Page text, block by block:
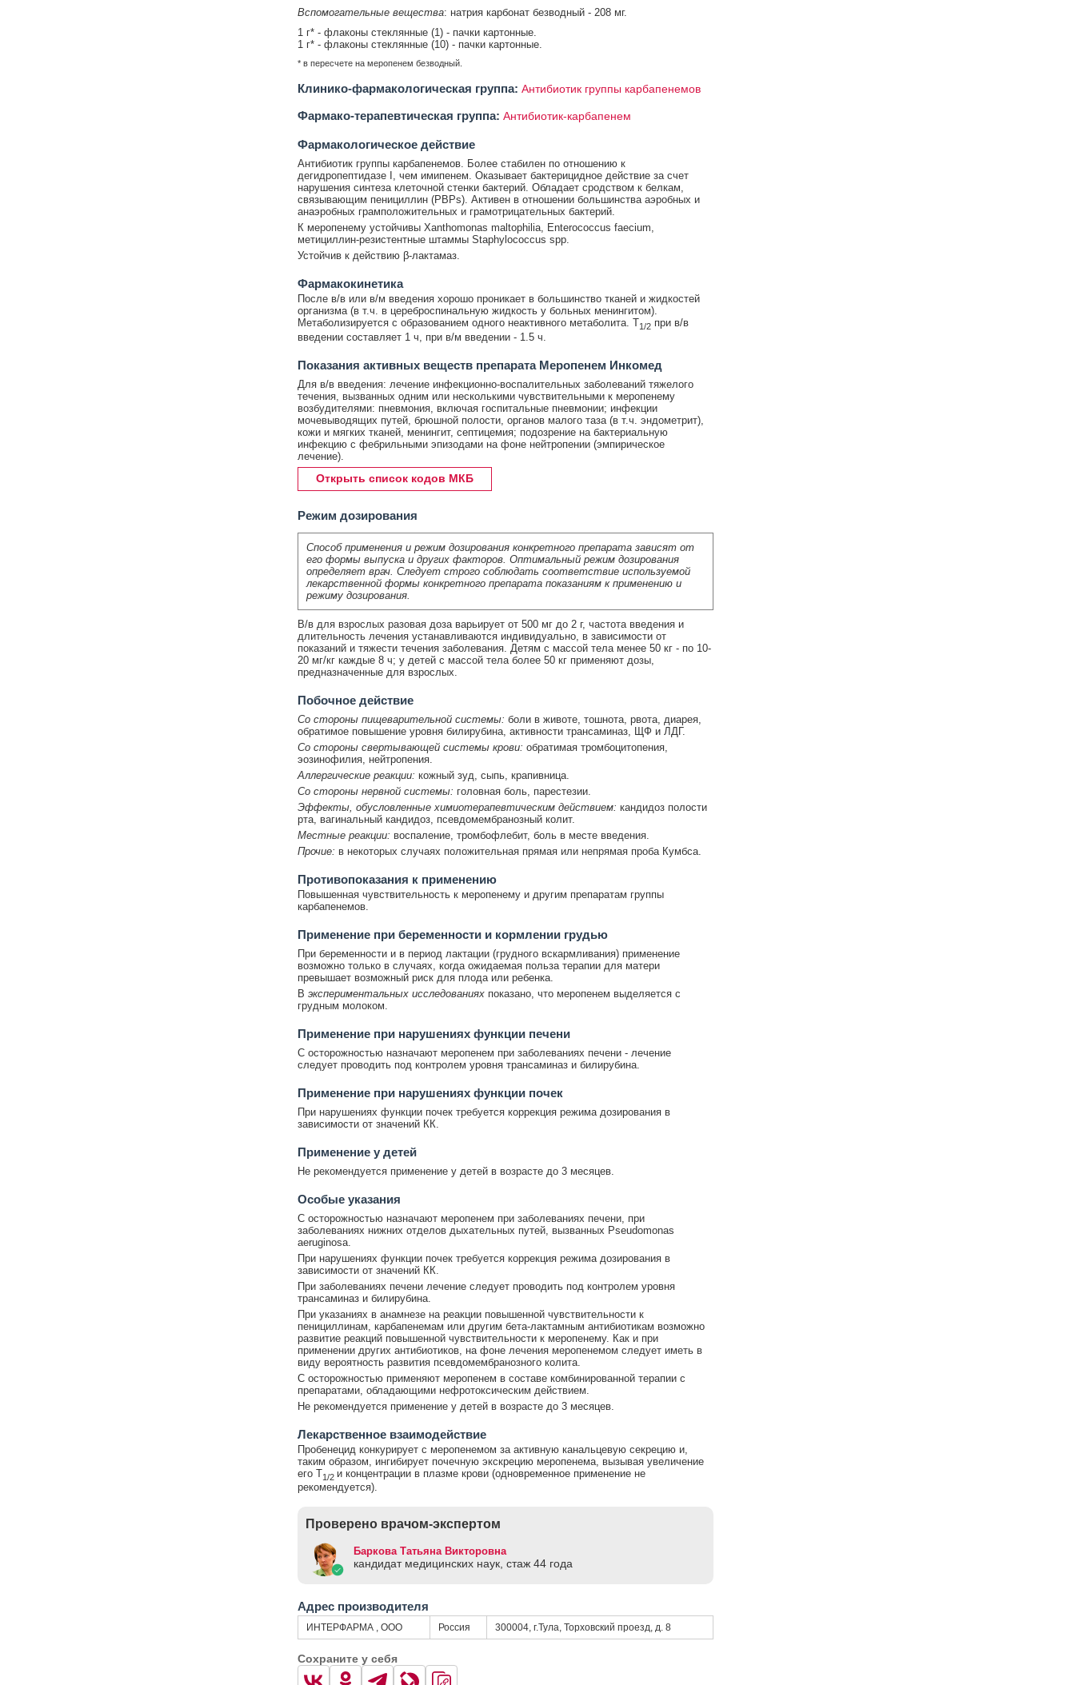
Вспомогательные вещества: натрия карбонат безводный - 208 мг.
1 г* - флаконы стеклянные (1) - пачки картонные.
1 г* - флаконы стеклянные (10) - пачки картонные.
* в пересчете на меропенем безводный.
Клинико-фармакологическая группа: Антибиотик группы карбапенемов
Фармако-терапевтическая группа: Антибиотик-карбапенем
Фармакологическое действие
Антибиотик группы карбапенемов. Более стабилен по отношению к
дегидропептидазе I, чем имипенем. Оказывает бактерицидное действие за счет
нарушения синтеза клеточной стенки бактерий. Обладает сродством к белкам,
связывающим пенициллин (PBPs). Активен в отношении большинства аэробных и
анаэробных грамположительных и грамотрицательных бактерий.
К меропенему устойчивы Xanthomonas maltophilia, Enterococcus faecium,
метициллин-резистентные штаммы Staphylococcus spp.
Устойчив к действию β-лактамаз.
Фармакокинетика
После в/в или в/м введения хорошо проникает в большинство тканей и жидкостей
организма (в т.ч. в цереброспинальную жидкость у больных менингитом).
Метаболизируется с образованием одного неактивного метаболита. T1/2при в/в
введении составляет 1 ч, при в/м введении - 1.5 ч.
Показания активных веществ препарата Меропенем Инкомед
Для в/в введения: лечение инфекционно-воспалительных заболеваний тяжелого
течения, вызванных одним или несколькими чувствительными к меропенему
возбудителями: пневмония, включая госпитальные пневмонии; инфекции
мочевыводящих путей, брюшной полости, органов малого таза (в т.ч. эндометрит),
кожи и мягких тканей, менингит, септицемия; подозрение на бактериальную
инфекцию с фебрильными эпизодами на фоне нейтропении (эмпирическое
лечение).
Открыть список кодов МКБ
Режим дозирования
Способ применения и режим дозирования конкретного препарата зависят от
его формы выпуска и других факторов. Оптимальный режим дозирования
определяет врач. Следует строго соблюдать соответствие используемой
лекарственной формы конкретного препарата показаниям к применению и
режиму дозирования.
В/в для взрослых разовая доза варьирует от 500 мг до 2 г, частота введения и
длительность лечения устанавливаются индивидуально, в зависимости от
показаний и тяжести течения заболевания. Детям с массой тела менее 50 кг - по 10-
20 мг/кг каждые 8 ч; у детей с массой тела более 50 кг применяют дозы,
предназначенные для взрослых.
Побочное действие
Со стороны пищеварительной системы: боли в животе, тошнота, рвота, диарея,
обратимое повышение уровня билирубина, активности трансаминаз, ЩФ и ЛДГ.
Со стороны свертывающей системы крови: обратимая тромбоцитопения,
эозинофилия, нейтропения.
Аллергические реакции: кожный зуд, сыпь, крапивница.
Со стороны нервной системы: головная боль, парестезии.
Эффекты, обусловленные химиотерапевтическим действием: кандидоз полости
рта, вагинальный кандидоз, псевдомембранозный колит.
Местные реакции: воспаление, тромбофлебит, боль в месте введения.
Прочие: в некоторых случаях положительная прямая или непрямая проба Кумбса.
Противопоказания к применению
Повышенная чувствительность к меропенему и другим препаратам группы
карбапенемов.
Применение при беременности и кормлении грудью
При беременности и в период лактации (грудного вскармливания) применение
возможно только в случаях, когда ожидаемая польза терапии для матери
превышает возможный риск для плода или ребенка.
В экспериментальных исследованияхпоказано, что меропенем выделяется с
грудным молоком.
Применение при нарушениях функции печени
C осторожностью назначают меропенем при заболеваниях печени - лечение
следует проводить под контролем уровня трансаминаз и билирубина.
Применение при нарушениях функции почек
При нарушениях функции почек требуется коррекция режима дозирования в
зависимости от значений КК.
Применение у детей
Не рекомендуется применение у детей в возрасте до 3 месяцев.
Особые указания
C осторожностью назначают меропенем при заболеваниях печени, при
заболеваниях нижних отделов дыхательных путей, вызванных Pseudomonas
aeruginosa.
При нарушениях функции почек требуется коррекция режима дозирования в
зависимости от значений КК.
При заболеваниях печени лечение следует проводить под контролем уровня
трансаминаз и билирубина.
При указаниях в анамнезе на реакции повышенной чувствительности к
пенициллинам, карбапенемам или другим бета-лактамным антибиотикам возможно
развитие реакций повышенной чувствительности к меропенему. Как и при
применении других антибиотиков, на фоне лечения меропенемом следует иметь в
виду вероятность развития псевдомембранозного колита.
С осторожностью применяют меропенем в составе комбинированной терапии с
препаратами, обладающими нефротоксическим действием.
Не рекомендуется применение у детей в возрасте до 3 месяцев.
Лекарственное взаимодействие
Пробенецид конкурирует с меропенемом за активную канальцевую секрецию и,
таким образом, ингибирует почечную экскрецию меропенема, вызывая увеличение
его T1/2 и концентрации в плазме крови (одновременное применение не
рекомендуется).
Проверено врачом-экспертом
Баркова Татьяна Викторовна
кандидат медицинских наук, стаж 44 годa
Адрес производителя
ИНТЕРФАРМА , ООО Россия 300004, г.Тула, Торховский проезд, д. 8
Сохраните у себя